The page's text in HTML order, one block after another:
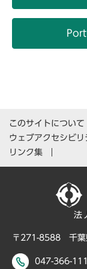
このサイトについて
ウェブアクセシビリ
リンク集
〒271-8588 千葉
047-366-